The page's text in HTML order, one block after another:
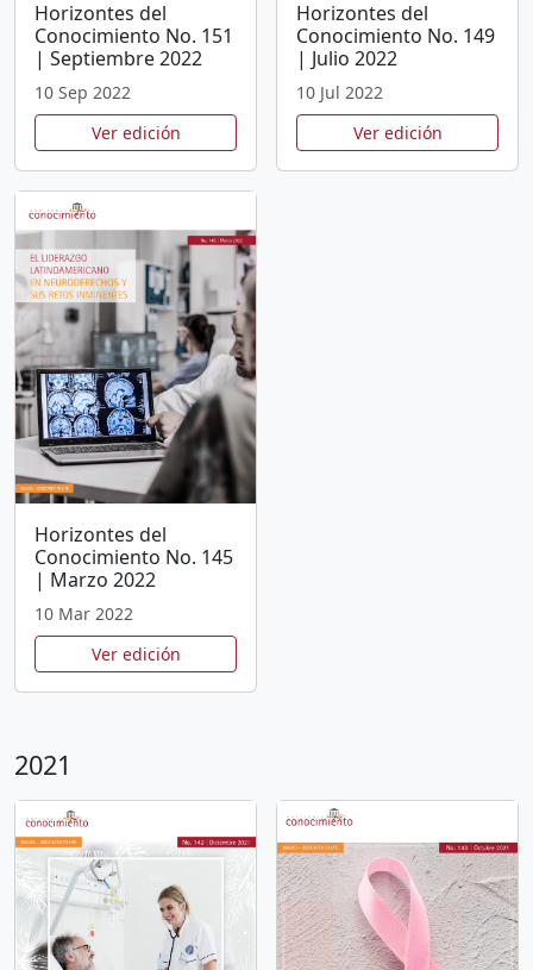
Horizontes del
Conocimiento No. 151
| Septiembre 2022
10 Sep 2022
Ver edición
Horizontes del
Conocimiento No. 149
| Julio 2022
10 Jul 2022
Ver edición
Horizontes del
Conocimiento No. 145
| Marzo 2022
10 Mar 2022
Ver edición
2021